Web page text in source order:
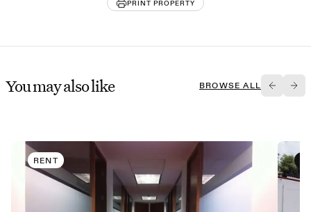
PRINT PROPERTY
You may also like BROWSE ALL
RENT